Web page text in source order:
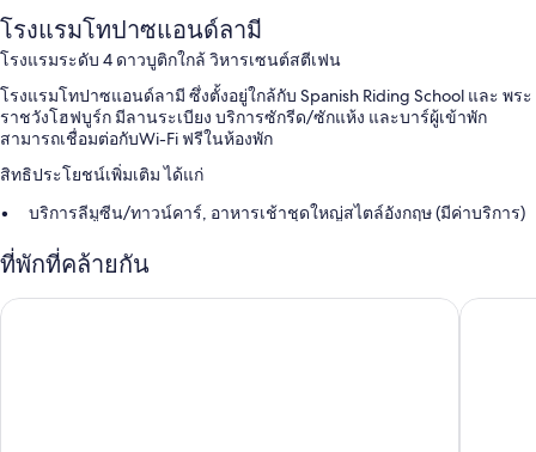
โรงแรมโทปาซแอนด์ลามี
โรงแรมระดับ 4 ดาวบูติกใกล้ วิหารเซนต์สตีเฟน
โรงแรมโทปาซแอนด์ลามี ซึ่งตั้งอยู่ใกล้กับ Spanish Riding School และ พระ
ราชวังโฮฟบูร์ก มีลานระเบียง บริการซักรีด/ซักแห้ง และบาร์ผู้เข้าพัก
สามารถเชื่อมต่อกับWi-Fi ฟรีในห้องพัก
สิทธิประโยชน์เพิ่มเติม ได้แก่
บริการลีมูซีน/ทาวน์คาร์, อาหารเช้าชุดใหญ่สไตล์อังกฤษ (มีค่าบริการ)
กล่องนิรภัยที่ฝ่ายต้อนรับ, ลิฟต์ และพนักงานเปิดประตู/ยกกระเป๋า
บริการจองทัวร์/ตั๋ว, ที่ฝากกระเป๋าเดินทาง และฝ่ายต้อนรับ 24 ชั่วโมง
ที่พักที่คล้ายกัน
บูทีค โรงแรม ดาส ทิกรา แซงเกอ